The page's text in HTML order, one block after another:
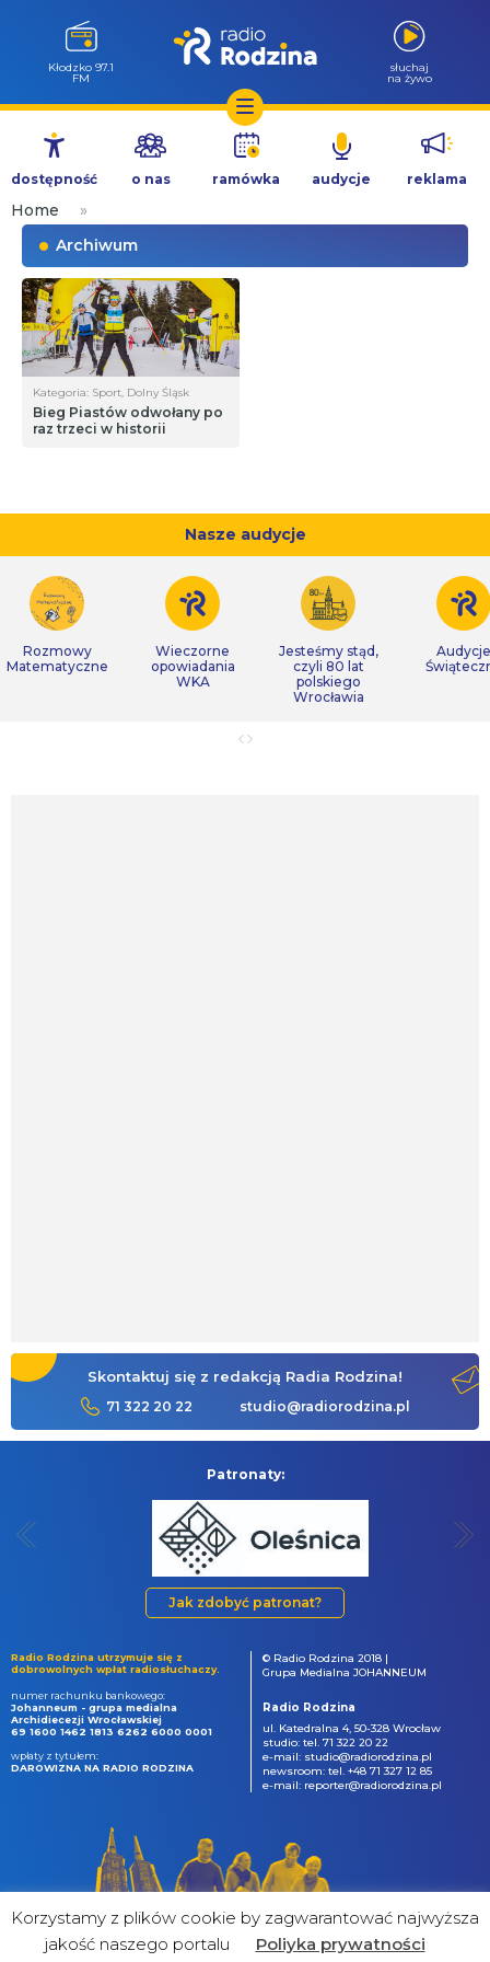
Przejdź
treści
Kłodzko 97.1
FM
słuchaj
na żywo
dostępność o nas ramówka audycje reklama
Home
»
Archiwum
Kategoria: Sport, Dolny Śląsk
Bieg Piastów odwołany po
raz trzeci w historii
Nasze audycje
Rozmowy
Matematyczne
Wieczorne
opowiadania
WKA
Jesteśmy stąd,
czyli 80 lat
polskiego
Wrocławia
Audycje
Skontaktuj się z redakcją Radia Rodzina!
71 322 20 22 studio@radiorodzina.pl
Patronaty:
Jak zdobyć patronat?
Radio Rodzina utrzymuje się z
dobrowolnych wpłat radiosłuchaczy.
numer rachunku bankowego:
Johanneum - grupa medialna
Archidiecezji Wrocławskiej
69 1600 1462 1813 6262 6000 0001
wpłaty z tytułem:
DAROWIZNA NA RADIO RODZINA
© Radio Rodzina 2018 |
Grupa Medialna JOHANNEUM
Radio Rodzina
ul. Katedralna 4, 50-328 Wrocław
studio: tel. 71 322 20 22
e-mail: studio@radiorodzina.pl
newsroom: tel. +48 71 327 12 85
e-mail: reporter@radiorodzina.pl
Korzystamy z plików cookie by zagwarantować najwyższa
jakość naszego portalu
Poliyka prywatności